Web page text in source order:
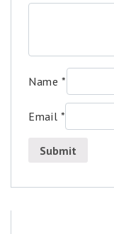
Name*
Email *